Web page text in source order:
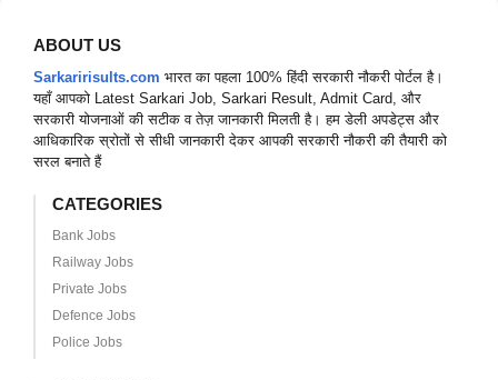
ABOUT US
Sarkaririsults.com भारत का पहला 100% हिंदी सरकारी नौकरी पोर्टल है।
यहाँ आपको Latest Sarkari Job, Sarkari Result, Admit Card, और
सरकारी योजनाओं की सटीक व तेज़ जानकारी मिलती है। हम डेली अपडेट्स और
आधिकारिक स्रोतों से सीधी जानकारी देकर आपकी सरकारी नौकरी की तैयारी को
सरल बनाते हैं
CATEGORIES
Bank Jobs
Railway Jobs
Private Jobs
Defence Jobs
Police Jobs